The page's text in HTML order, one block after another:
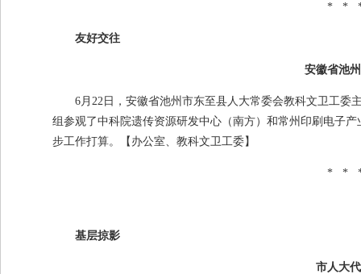
* *
友好交往
安徽省池
6月 22 日，安徽省池州市东至县人大常委会教科文卫工委
组参观了中科院遗传资源研发中心（南方）和常州印刷电子
步工作打算。
【办公室、教科文卫工委】
* *
基层掠影
市人大